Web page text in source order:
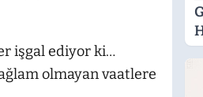
işgal ediyor ki…
olmayan vaatlere